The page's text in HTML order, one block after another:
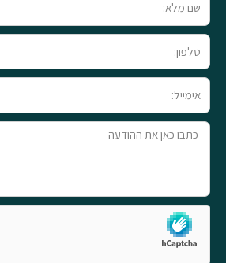
מלא
טלפון
טקסט